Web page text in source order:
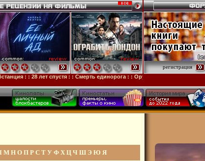
: :28 лет спустя: :Смерть единорога: :Орудия: :
регистрация
М Н О П Р С Т У Ф Х Ц Ч Ш Э Ю Я